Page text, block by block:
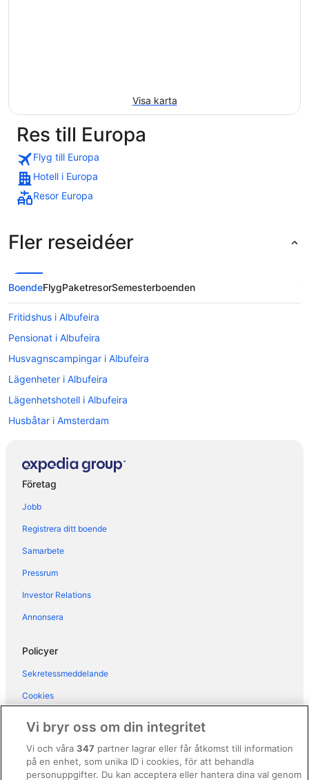
Visa karta
Res till Europa
Flyg till Europa
Hotell i Europa
Resor Europa
Fler reseidéer
BoendeFlygPaketresorSemesterboenden
Fritidshus i Albufeira
Pensionat i Albufeira
Husvagnscampingar i Albufeira
Lägenheter i Albufeira
Lägenhetshotell i Albufeira
Husbåtar i Amsterdam
B&B i Florens
Bostäder i Florens
Andelslägenheter i Florens
Fritidshus i Florens
Husvagnscampingar i Florens
Kryssningsfartyg i Florens
Lägenhetsresorter i Florens
Motell i Florens
Palats i Florens
Pensionat i Florens
Företag
Jobb
Registrera ditt boende
Samarbete
Pressrum
Investor Relations
Annonsera
Policyer
Sekretessmeddelande
Cookies
Regler och villkor för Vrbo
Vi bryr oss om din integritet
Vi och våra347 partner lagrar eller får åtkomst till information
på en enhet, som unika ID i cookies, för att behandla
personuppgifter. Du kan acceptera eller hantera dina val genom